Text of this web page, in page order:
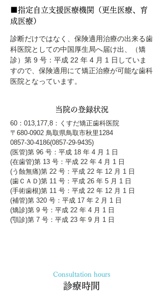
■指定自立支援医療機関（更生医療、育
成医療）
診断だけではなく、保険適用治療の出来る歯
科医院としての中国厚生局へ届け出、（矯
診）第 9 号：平成 22 年 4 月 1 日していま
すので、保険適用にて矯正治療が可能な歯科
医院となっています。
当院の登録状況
60：013,177,8：くすだ矯正歯科医院
〒680-0902 鳥取県鳥取市秋里1284
0857-30-4186(0857-29-9435)
(医管)第 96 号：平成 18 年 4 月 1 日
(在歯管)第 13 号：平成 22 年 4 月 1 日
(う蝕無痛)第 22 号：平成 22 年 12 月 1 日
(歯ＣＡＤ)第 11 号：平成 26 年 5 月 1 日
(手術歯根)第 11 号：平成 22 年 12 月 1 日
(補管)第 320 号：平成 17 年 2 月 1 日
(矯診)第 9 号：平成 22 年 4 月 1 日
(顎診)第 7 号：平成 23 年 9 月 1 日
Consultation hours
診療時間